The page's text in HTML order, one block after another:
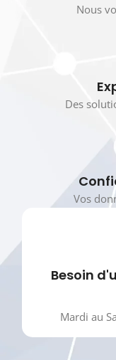
Nous
Des
Vos
Besoin
Mardi au